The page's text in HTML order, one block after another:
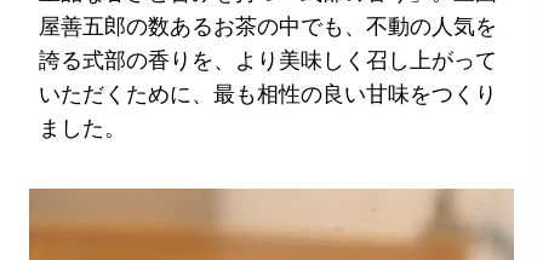
屋善五郎の数あるお茶の中でも、不動の人気を
誇る式部の香りを、より美味しく召し上がって
いただくために、最も相性の良い甘味をつくり
ました。